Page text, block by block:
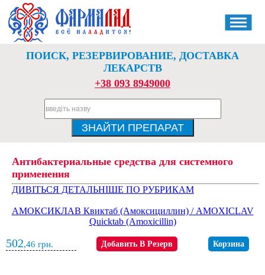
ПОИСК, РЕЗЕРВИРОВАНИЕ, ДОСТАВКА
ЛЕКАРСТВ
+38 093 8949000
Антибактериальные средства для системного
применения
ДИВІТЬСЯ ДЕТАЛЬНІШЕ ПО РУБРИКАМ
АМОКСИКЛАВ Квиктаб (Амоксициллин) / AMOXICLAV
Quicktab (Amoxicillin)
502,46 грн. Добавить В Резерв Корзина